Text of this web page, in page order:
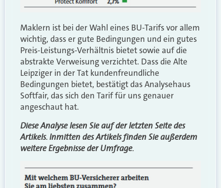
Maklern ist bei der Wahl eines BU-Tarifs vor allem
wichtig, dass er gute Bedingungen und ein gutes
Preis-Leistungs-Verhältnis bietet sowie auf die
abstrakte Verweisung verzichtet. Dass die Alte
Leipziger in der Tat kundenfreundliche
Bedingungen bietet, bestätigt das Analysehaus
Softfair, das sich den Tarif für uns genauer
angeschaut hat.
Diese Analyse lesen Sie auf der letzten Seite des
Artikels. Inmitten des Artikels finden Sie außerdem
weitere Ergebnisse der Umfrage.